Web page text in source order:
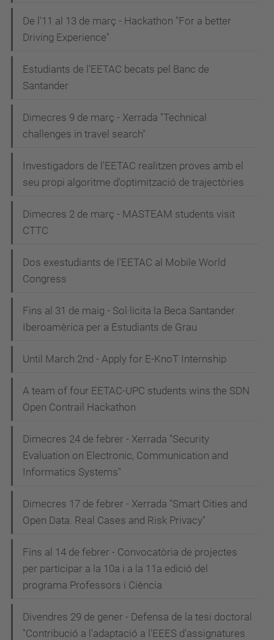
De l'11 al 13 de març - Hackathon "For a better
Driving Experience"
Estudiants de l’EETAC becats pel Banc de
Santander
Dimecres 9 de març - Xerrada "Technical
challenges in travel search"
Investigadors de l'EETAC realitzen proves amb el
seu propi algoritme d'optimització de trajectòries
Dimecres 2 de març - MASTEAM students visit
CTTC
Dos exestudiants de l'EETAC al Mobile World
Congress
Fins al 31 de maig - Sol·licita la Beca Santander
Iberoamèrica per a Estudiants de Grau
Until March 2nd - Apply for E-KnoT Internship
A team of four EETAC-UPC students wins the SDN
Open Contrail Hackathon
Dimecres 24 de febrer - Xerrada "Security
Evaluation on Electronic, Communication and
Informatics Systems"
Dimecres 17 de febrer - Xerrada "Smart Cities and
Open Data. Real Cases and Risk Privacy"
Fins al 14 de febrer - Convocatòria de projectes
per participar a la 10a i a la 11a edició del
programa Professors i Ciència
Divendres 29 de gener - Defensa de la tesi doctoral
"Contribució a l'adaptació a l'EEES d'assignatures